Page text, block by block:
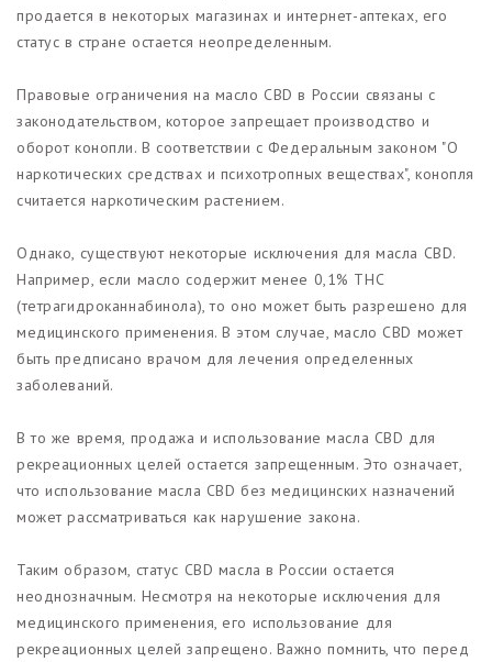
продается в некоторых магазинах и интернет-аптеках, его
статус в стране остается неопределенным.
Правовые ограничения на масло CBD в России связаны с
законодательством, которое запрещает производство и
оборот конопли. В соответствии с Федеральным законом "О
наркотических средствах и психотропных веществах", конопля
считается наркотическим растением.
Однако, существуют некоторые исключения для масла CBD.
Например, если масло содержит менее 0,1% THC
(тетрагидроканнабинола), то оно может быть разрешено для
медицинского применения. В этом случае, масло CBD может
быть предписано врачом для лечения определенных
заболеваний.
В то же время, продажа и использование масла CBD для
рекреационных целей остается запрещенным. Это означает,
что использование масла CBD без медицинских назначений
может рассматриваться как нарушение закона.
Таким образом, статус CBD масла в России остается
неоднозначным. Несмотря на некоторые исключения для
медицинского применения, его использование для
рекреационных целей запрещено. Важно помнить, что перед